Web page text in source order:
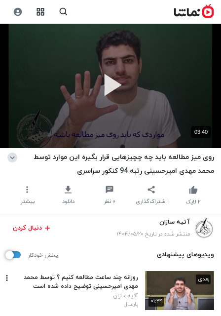
03:40
روی میز مطالعه باید چه چچیزهایی قرار بگیره این موارد توسط
محمد مهدی امیرحسینی رتبه 94 کنکور سراسری
اشتراک‌گذاری ۰ نظر دانلود بیشتر ۲ لایک
آتیه سازان
منتشر شده در تاریخ ۱۴۰۴/۰۵/۲۰
دنبال کردن
ویدیوهای پیشنهادی پخش خودکار
۰۱:۳۹
بعدی
روزانه چند ساعت مطالعه کنیم ؟ توسط محمد
مهدی امیرحسینی توضیح داده شده است
آتیه سازان
پارسال